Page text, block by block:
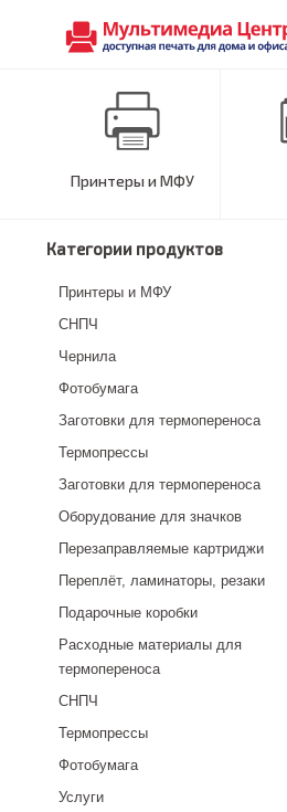
Принтеры и МФУ
Категории продуктов
Принтеры и МФУ
СНПЧ
Чернила
Фотобумага
Заготовки для термопереноса
Термопрессы
Заготовки для термопереноса
Оборудование для значков
Перезаправляемые картриджи
Переплёт, ламинаторы, резаки
Подарочные коробки
Расходные материалы для
термопереноса
СНПЧ
Термопрессы
Фотобумага
Услуги